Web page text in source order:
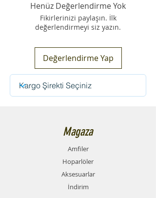
Henüz Değerlendirme Yok
Fikirlerinizi paylaşın. İlk
değerlendirmeyi siz yazın.
Değerlendirme Yap
Magaza
Amfiler
Hoparlöler
Aksesuarlar
İndirim